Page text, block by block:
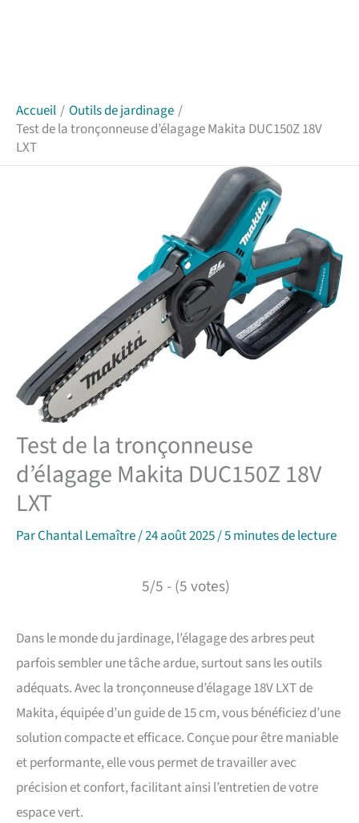
Accueil
Outils de jardinage
Test de la tronçonneuse d’élagage Makita DUC150Z 18V
LXT
Test de la tronçonneuse
d’élagage Makita DUC150Z 18V
LXT
ParChantal Lemaître/24 août 2025/5 minutes de lecture
5/5 - (5 votes)
Dans le monde du jardinage, l’élagage des arbres peut
parfois sembler une tâche ardue, surtout sans les outils
adéquats. Avec la tronçonneuse d’élagage 18V LXT de
Makita, équipée d’un guide de 15 cm, vous bénéficiez d’une
solution compacte et efficace. Conçue pour être maniable
et performante, elle vous permet de travailler avec
précision et confort, facilitant ainsi l’entretien de votre
espace vert.